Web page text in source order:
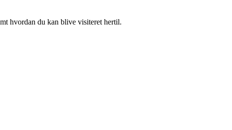
hvordan du kan blive visiteret hertil.